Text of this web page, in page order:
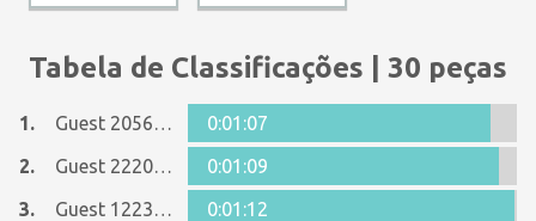
Tabela de Classificações | 30 peças
1. Guest 20563323
0:01:07
2.
Guest 22201278
0:01:09
3.
Guest 12237642
0:01:12